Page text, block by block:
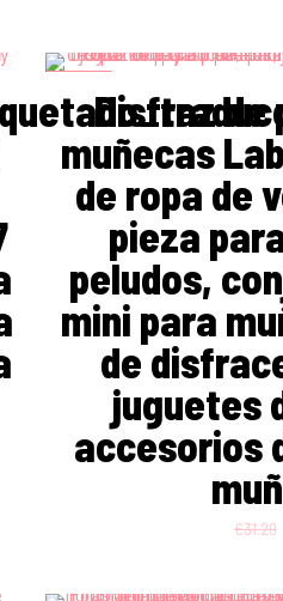
Disfraz de
muñecas
de ropa de
pieza
peludos,
mini para
de
juguetes
accesorios
€31.20